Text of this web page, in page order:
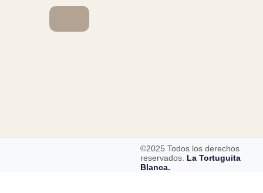
©2025 Todos los derechos
reservados. La Tortuguita
Blanca.